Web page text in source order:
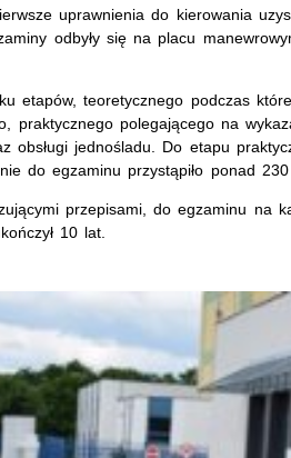
uprawnienia do kierowania
odbyły się na placu
etapów, teoretycznego podczas
praktycznego polegającego na
obsługi jednośladu. Do etapu
do egzaminu przystąpiło ponad 230
przepisami, do egzaminu na
10 lat.